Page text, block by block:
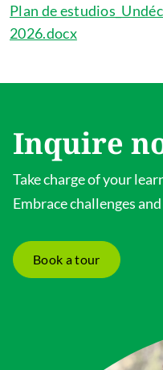
Plan de
2026.docx
Inquire
Take charge of your
Embrace challenges
Book a tour